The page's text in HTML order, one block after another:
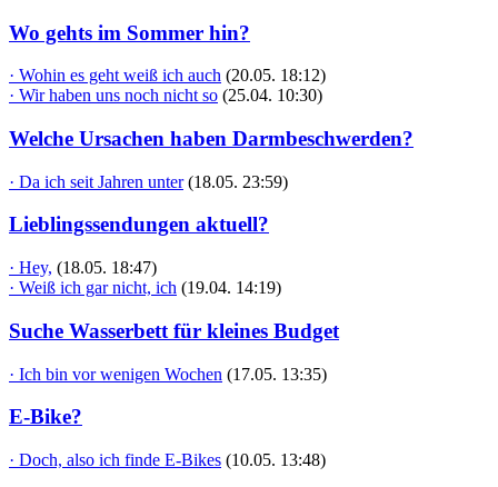
Wo gehts im Sommer hin?
· Wohin es geht weiß ich auch (20.05. 18:12)
· Wir haben uns noch nicht so (25.04. 10:30)
Welche Ursachen haben Darmbeschwerden?
· Da ich seit Jahren unter (18.05. 23:59)
Lieblingssendungen aktuell?
· Hey, (18.05. 18:47)
· Weiß ich gar nicht, ich (19.04. 14:19)
Suche Wasserbett für kleines Budget
· Ich bin vor wenigen Wochen (17.05. 13:35)
E-Bike?
· Doch, also ich finde E-Bikes (10.05. 13:48)